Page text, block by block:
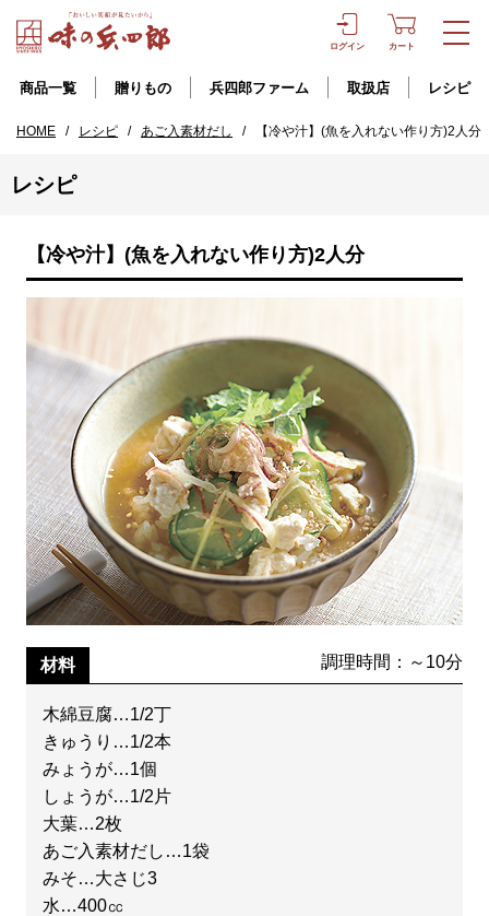
ログイン カート
商品一覧 贈りもの 兵四郎ファーム 取扱店 レシピ
HOME / レシピ / あご入素材だし / 【冷や汁】(魚を入れない作り方)2人分
レシピ
【冷や汁】(魚を入れない作り方)2人分
材料 調理時間：～10分
木綿豆腐…1/2丁
きゅうり…1/2本
みょうが…1個
しょうが…1/2片
大葉…2枚
あご入素材だし…1袋
みそ…大さじ3
水…400㏄